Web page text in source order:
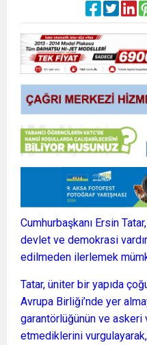
Cumhurbaşkanı Ersin
devlet ve demokrasi
edilmeden ilerlemek
Tatar, üniter bir yapıda
Avrupa Birliği’nde yer
garantörlüğünün ve askeri
etmediklerini